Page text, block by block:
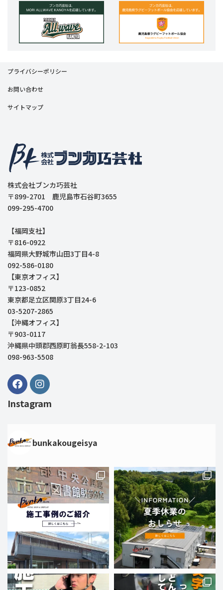
プライバシーポリシー
お問い合わせ
サイトマップ
株式会社ブンカ巧芸社
〒899-2701 鹿児島市石谷町3655
099-295-4700
【福岡支社】
〒816-0922
福岡県大野城市山田3丁目4-8
092-586-0180
【東京オフィス】
〒123-0852
東京都足立区関原3丁目24-6
03-5207-2865
【沖縄オフィス】
〒903-0117
沖縄県中頭郡西原町翁長558-2-103
098-963-5508
Instagram
bunkakougeisya